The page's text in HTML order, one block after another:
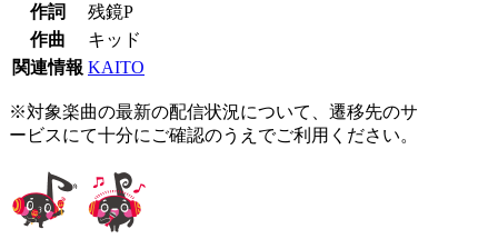
作詞
残鏡P
作曲
キッド
関連情報 KAITO
※対象楽曲の最新の配信状況について、遷移先のサ
ービスにて十分にご確認のうえでご利用ください。